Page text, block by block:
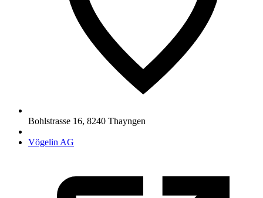
Bohlstrasse 16, 8240 Thayngen
Vögelin AG